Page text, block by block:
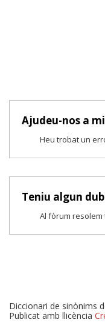
Ajudeu-nos a
Heu trobat un
Teniu algun
Al fòrum
Diccionari de sinònims
Publicat amb llicència